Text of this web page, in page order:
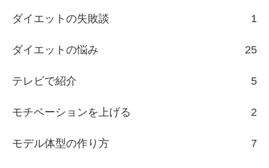
ダイエットの失敗談 1
ダイエットの悩み 25
テレビで紹介 5
モチベーションを上げる 2
モデル体型の作り方 7